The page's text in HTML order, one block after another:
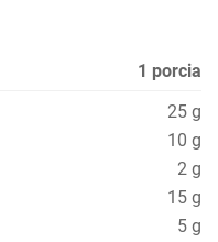
1 porcia
25 g
10 g
2 g
15 g
5 g